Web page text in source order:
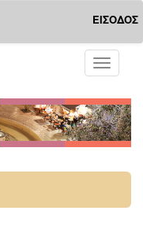
ΕΙΣΟΔΟΣ
Toggle